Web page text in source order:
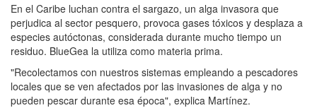
En el Caribe luchan contra el sargazo, un alga invasora que
perjudica al sector pesquero, provoca gases tóxicos y desplaza a
especies autóctonas, considerada durante mucho tiempo un
residuo. BlueGea la utiliza como materia prima.
"Recolectamos con nuestros sistemas empleando a pescadores
locales que se ven afectados por las invasiones de alga y no
pueden pescar durante esa época", explica Martínez.